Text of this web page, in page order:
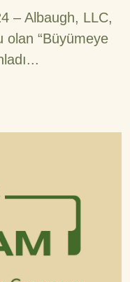
– Albaugh, LLC,
olan “Büyümeye